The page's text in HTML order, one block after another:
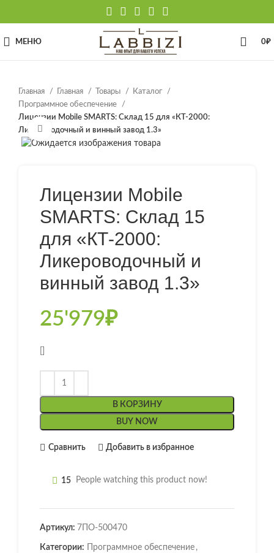
МЕНЮ 0₽
Главная Главная Товары
Каталог
Программное обеспечение
Лицензии Mobile SMARTS: Склад 15 для «КТ-2000:
Ликероводочный и винный завод 1.3»
Нажмите, чтобы увеличить
Лицензии Mobile
SMARTS: Склад 15
для «КТ-2000:
Ликероводочный и
винный завод 1.3»
25'979₽
В КОРЗИНУ
BUY NOW
Сравнить Добавить в избранное
15 People watching this product now!
Артикул: 7ПО-500470
Категории: Программное обеспечение ,